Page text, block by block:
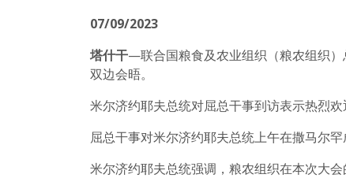
07/09/2023
塔什干—联合国粮食及农业组织（粮农组织）
双边会晤。
米尔济约耶夫总统对屈总干事到访表示热烈
屈总干事对米尔济约耶夫总统上午在撒马尔
米尔济约耶夫总统强调，粮农组织在本次大